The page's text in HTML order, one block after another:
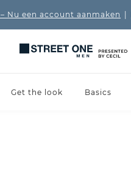
– Nu een account aanmaken
Get the look Basics